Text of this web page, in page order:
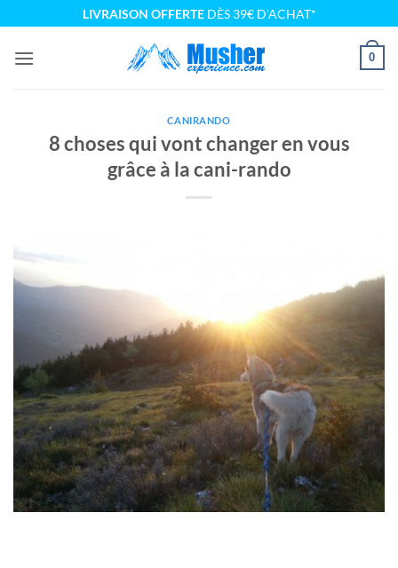
au
contenu
LIVRAISON OFFERTEDÈS 39€ D'ACHAT*
0
CANIRANDO
8 choses qui vont changer en vous
grâce à la cani-rando